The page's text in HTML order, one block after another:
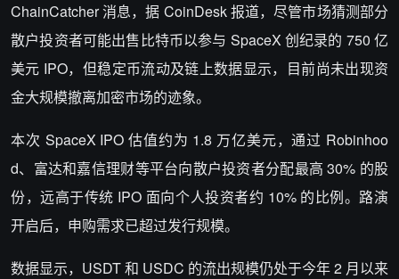
ChainCatcher 消息，据 CoinDesk 报道，尽管市场猜测部分
散户投资者可能出售比特币以参与 SpaceX 创纪录的 750 亿
美元 IPO，但稳定币流动及链上数据显示，目前尚未出现资
金大规模撤离加密市场的迹象。
本次 SpaceX IPO 估值约为 1.8 万亿美元，通过 Robinhoo
d、富达和嘉信理财等平台向散户投资者分配最高 30% 的股
份，远高于传统 IPO 面向个人投资者约 10% 的比例。路演
开启后，申购需求已超过发行规模。
数据显示，USDT 和 USDC 的流出规模仍处于今年 2 月以来